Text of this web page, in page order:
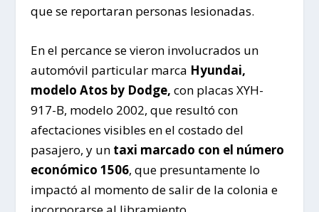
que se reportaran personas lesionadas.
En el percance se vieron involucrados un
automóvil particular marca Hyundai,
modelo Atos by Dodge, con placas XYH-
917-B, modelo 2002, que resultó con
afectaciones visibles en el costado del
pasajero, y un taxi marcado con el número
económico 1506, que presuntamente lo
impactó al momento de salir de la colonia e